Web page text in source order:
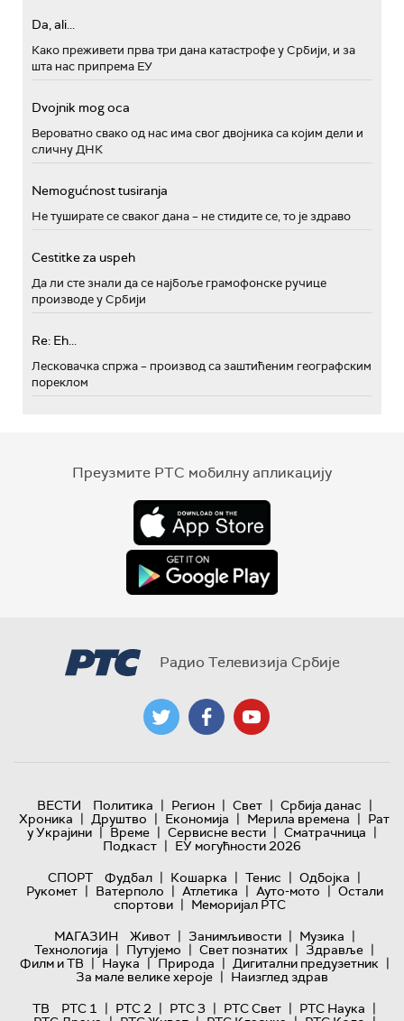
Da, ali...
Како преживети прва три дана катастрофе у Србији, и за
шта нас припрема ЕУ
Dvojnik mog oca
Вероватно свако од нас има свог двојника са којим дели и
сличну ДНК
Nemogućnost tusiranja
Не туширате се сваког дана – не стидите се, то је здраво
Cestitke za uspeh
Да ли сте знали да се најбоље грамофонске ручице
производе у Србији
Re: Eh...
Лесковачка спржа – производ са заштићеним географским
пореклом
Преузмите РТС мобилну апликацију
Радио Телевизија Србије
ВЕСТИ Политика | Регион | Свет | Србија данас |
Хроника | Друштво | Економија | Мерила времена | Рат
у Украјини | Време | Сервисне вести | Сматрачница |
Подкаст | ЕУ могућности 2026
СПОРТ
Фудбал | Кошарка | Тенис | Одбојка |
Рукомет | Ватерполо | Атлетика | Ауто-мото | Остали
спортови | Меморијал РТС
МАГАЗИН
Живот | Занимљивости | Музика |
Технологијa | Путујемо | Свет познатих | Здравље |
Филм и ТВ | Наука | Природа | Дигитални предузетник |
За мале велике хероје | Наизглед здрав
ТВ
РТС 1 | РТС 2 | РТС 3 | РТС Свет | РТС Наука |